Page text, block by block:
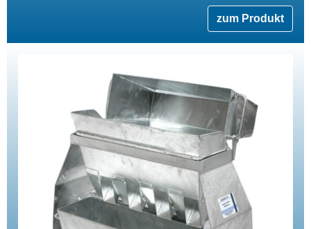
zum Produkt